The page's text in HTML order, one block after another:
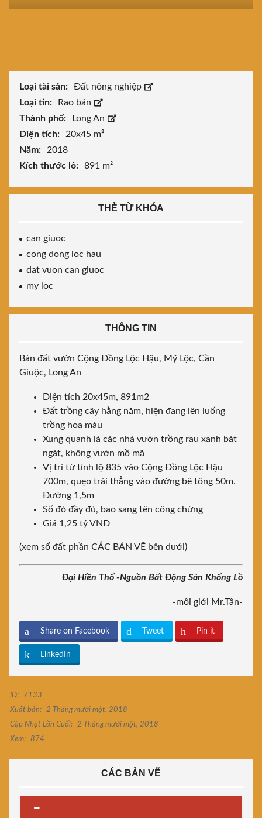
Loại tài sản:
Đất nông nghiệp
Loại tin:
Rao bán
Thành phố:
Long An
Diện tích:
20x45 m²
Năm:
2018
Kích thước lô:
891 m²
THẺ TỪ KHÓA
can giuoc
cong dong loc hau
dat vuon can giuoc
my loc
THÔNG TIN
Bán đất vườn Cộng Đồng Lộc Hậu, Mỹ Lộc, Cần
Giuộc, Long An
Diện tích 20x45m, 891m2
Đất trồng cây hằng năm, hiện đang lên luống
trồng hoa màu
Xung quanh là các nhà vườn trồng rau xanh bát
ngát, không vướn mồ mã
Vị trí từ tỉnh lộ 835 vào Cộng Đồng Lộc Hậu
700m, quẹo trái thẳng vào đường bê tông 50m.
Đường 1,5m
Sổ đỏ đầy đủ, bao sang tên công chứng
Giá 1,25 tỷ VNĐ
(xem sổ đất phần CÁC BẢN VẼ bên dưới)
Đại Hiền Thổ -Nguồn Bất Động Sản Khổng Lồ
-môi giới Mr.Tân-
Share on Facebook Tweet Pin it
LinkedIn
ID:
7133
Xuất bản:
2 Tháng mười một, 2018
Cập Nhật Lần Cuối:
2 Tháng mười một, 2018
Xem:
874
CÁC BẢN VẼ